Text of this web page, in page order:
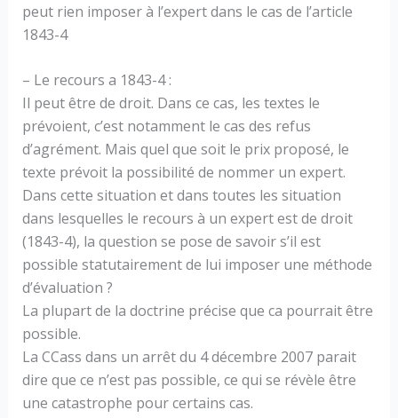
peut rien imposer à l’expert dans le cas de l’article
1843-4
– Le recours a 1843-4 :
Il peut être de droit. Dans ce cas, les textes le
prévoient, c’est notamment le cas des refus
d’agrément. Mais quel que soit le prix proposé, le
texte prévoit la possibilité de nommer un expert.
Dans cette situation et dans toutes les situation
dans lesquelles le recours à un expert est de droit
(1843-4), la question se pose de savoir s’il est
possible statutairement de lui imposer une méthode
d’évaluation ?
La plupart de la doctrine précise que ca pourrait être
possible.
La CCass dans un arrêt du 4 décembre 2007 parait
dire que ce n’est pas possible, ce qui se révèle être
une catastrophe pour certains cas.